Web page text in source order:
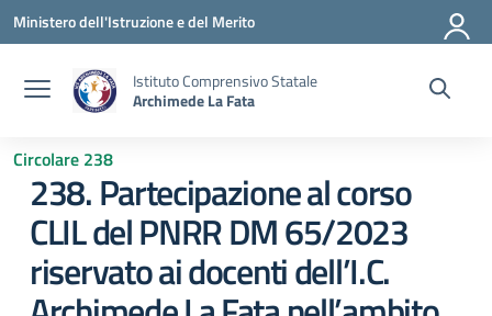
Vai ai contenuti
Vai al menu di navigazione
Vai al footer
Ministero dell'Istruzione e del Merito
Istituto Comprensivo Statale
Archimede La Fata
Circolare 238
238. Partecipazione al corso
CLIL del PNRR DM 65/2023
riservato ai docenti dell’I.C.